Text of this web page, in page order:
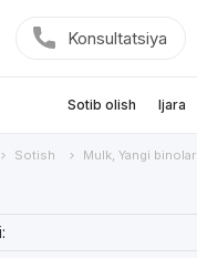
Konsultatsiya
Sotib olish Ijara
Sotish Mulk, Yangi binolar